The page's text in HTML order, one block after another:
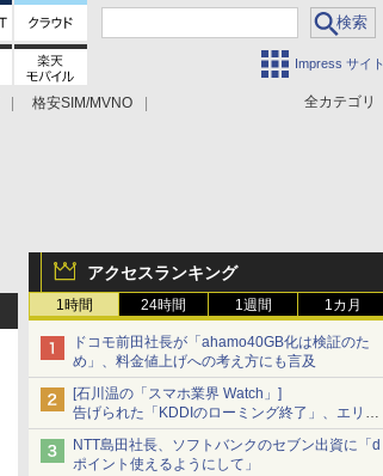
Impress サイト
全カテゴリ
格安SIM/MVNO
アクセスランキング
1時間 24時間 1週間 1カ月
ドコモ前田社長が「ahamo40GB化は検証のた
め」、料金値上げへの考え方にも言及
[石川温の「スマホ業界 Watch」]
告げられた「KDDIのローミング終了」、エリア
マップの落とし穴と楽天モバイルの課題
NTT島田社長、ソフトバンクのセブン出資に「d
ポイント使えるようにして」